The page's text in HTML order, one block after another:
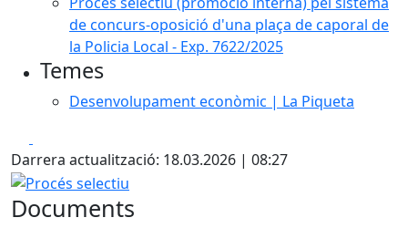
de concurs-oposició d'una plaça de caporal de
la Policia Local - Exp. 7622/2025
Temes
Desenvolupament econòmic | La Piqueta
Darrera actualització: 18.03.2026 | 08:27
Procés selectiu
Documents